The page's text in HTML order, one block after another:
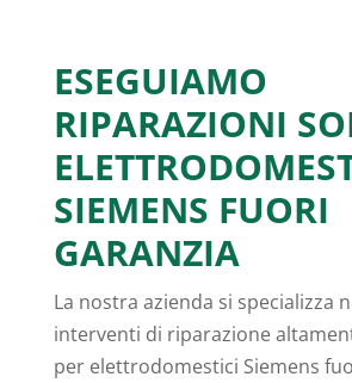
ESEGUIAMO
RIPARAZIONI
SIEMENS FUORI
GARANZIA
La nostra azienda si specializza
interventi di riparazione
per elettrodomestici Siemens